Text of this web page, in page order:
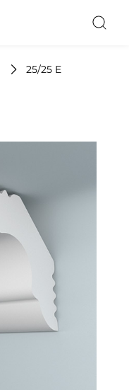
25/25 E